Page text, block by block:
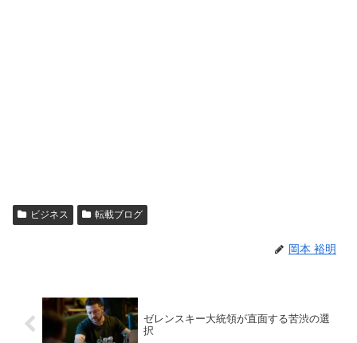
ビジネス 転載ブログ
岡本 裕明
ゼレンスキー大統領が直面する苦渋の選
択